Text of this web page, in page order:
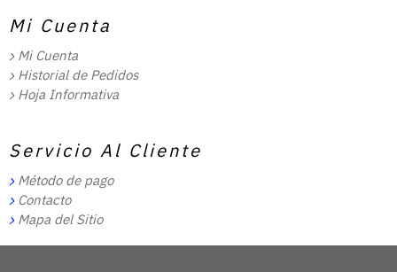
Mi Cuenta
Mi Cuenta
Historial de Pedidos
Hoja Informativa
Servicio Al Cliente
Método de pago
Contacto
Mapa del Sitio